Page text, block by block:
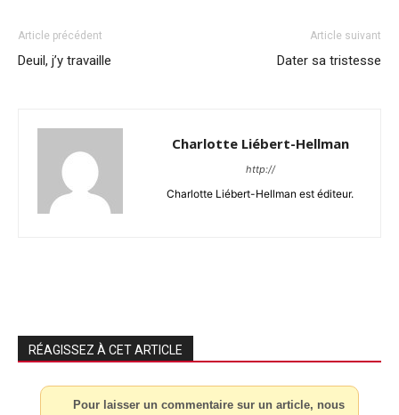
Article précédent
Deuil, j’y travaille
Article suivant
Dater sa tristesse
Charlotte Liébert-Hellman
http://
Charlotte Liébert-Hellman est éditeur.
RÉAGISSEZ À CET ARTICLE
Pour laisser un commentaire sur un article, nous